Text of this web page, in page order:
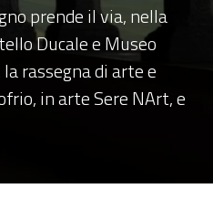
prende il via, nella
Ducale e Museo
rassegna di arte e
in arte Sere NArt, e